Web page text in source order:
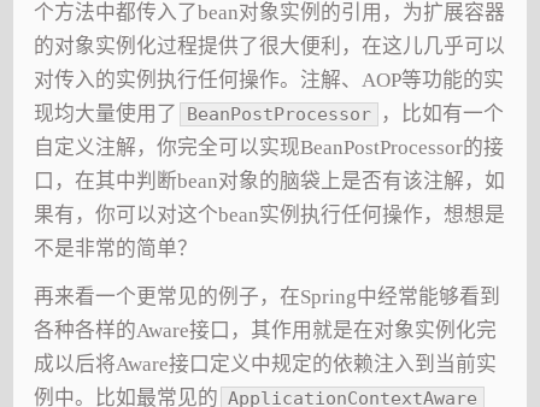
个方法中都传入了bean对象实例的引用，为扩展容器
的对象实例化过程提供了很大便利，在这儿几乎可以
对传入的实例执行任何操作。注解、AOP等功能的实
现均大量使用了
BeanPostProcessor
，比如有一个
自定义注解，你完全可以实现BeanPostProcessor的接
口，在其中判断bean对象的脑袋上是否有该注解，如
果有，你可以对这个bean实例执行任何操作，想想是
不是非常的简单？
再来看一个更常见的例子，在Spring中经常能够看到
各种各样的Aware接口，其作用就是在对象实例化完
成以后将Aware接口定义中规定的依赖注入到当前实
例中。比如最常见的 ApplicationContextAware